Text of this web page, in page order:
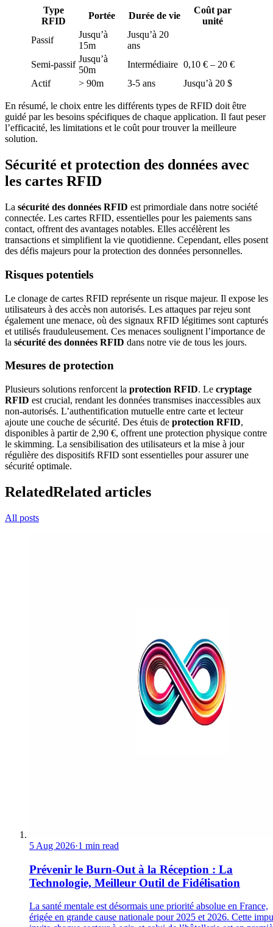
Type
RFID
Portée Durée de vie
Coût par
unité
Passif
Jusqu’à
15m
Jusqu’à 20
ans
Semi-passif
Jusqu’à
50m
Intermédiaire 0,10 € – 20 €
Actif
> 90m 3-5 ans Jusqu’à 20 $
En résumé, le choix entre les différents types de RFID doit être
guidé par les besoins spécifiques de chaque application. Il faut peser
l’efficacité, les limitations et le coût pour trouver la meilleure
solution.
Sécurité et protection des données avec
les cartes RFID
La sécurité des données RFID est primordiale dans notre société
connectée. Les cartes RFID, essentielles pour les paiements sans
contact, offrent des avantages notables. Elles accélèrent les
transactions et simplifient la vie quotidienne. Cependant, elles posent
des défis majeurs pour la protection des données personnelles.
Risques potentiels
Le clonage de cartes RFID représente un risque majeur. Il expose les
utilisateurs à des accès non autorisés. Les attaques par rejeu sont
également une menace, où des signaux RFID légitimes sont capturés
et utilisés frauduleusement. Ces menaces soulignent l’importance de
la sécurité des données RFID dans notre vie de tous les jours.
Mesures de protection
Plusieurs solutions renforcent la protection RFID. Le cryptage
RFID est crucial, rendant les données transmises inaccessibles aux
non-autorisés. L’authentification mutuelle entre carte et lecteur
ajoute une couche de sécurité. Des étuis de protection RFID,
disponibles à partir de 2,90 €, offrent une protection physique contre
le skimming. La sensibilisation des utilisateurs et la mise à jour
régulière des dispositifs RFID sont essentielles pour assurer une
sécurité optimale.
RelatedRelated articles
All posts
5 Aug 2026·1 min read
Prévenir le Burn-Out à la Réception : La
Technologie, Meilleur Outil de Fidélisation
La santé mentale est désormais une priorité absolue en France,
érigée en grande cause nationale pour 2025 et 2026. Cette